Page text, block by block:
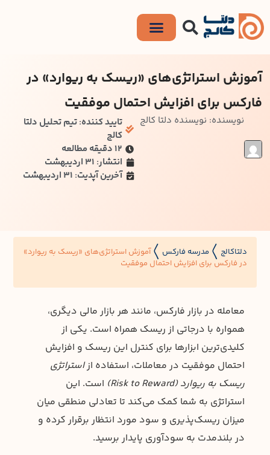
آموزش استراتژی‌های «ریسک به ریوارد» در
فارکس برای افزایش احتمال موفقیت
نویسنده: نویسنده دلتا کالج
تایید کننده: تیم تحلیل دلتا
کالج
۱۲ دقیقه مطالعه
انتشار: 31 اردیبهشت
آخرین آپدیت: 31 اردیبهشت
دلتاکالج مدرسه فارکس
آموزش استراتژی‌های «ریسک به ریوارد»
در فارکس برای افزایش احتمال موفقیت
معامله در بازار فارکس، مانند هر بازار مالی دیگری،
همواره با درجاتی از ریسک همراه است. یکی از
کلیدی‌ترین ابزارها برای کنترل این ریسک و افزایش
احتمال موفقیت در معاملات، استفاده ازاستراتژی
ریسک به ریوارد (Risk to Reward)
است. این
استراتژی به شما کمک می‌کند تا تعادلی منطقی میان
میزان ریسک‌پذیری و سود مورد انتظار برقرار کرده و
در بلندمدت به سودآوری پایدار برسید.